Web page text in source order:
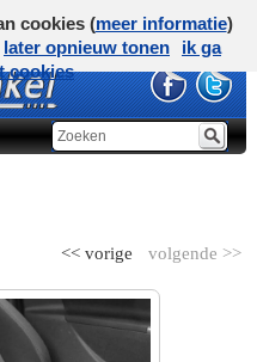
volgende >>
<< vorige
cookies (meer informatie)
later opnieuw tonen
ik ga
cookies